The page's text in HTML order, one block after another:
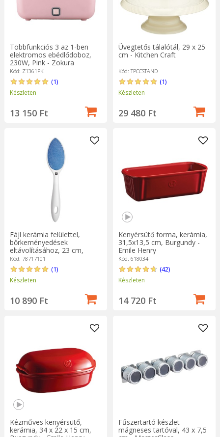
Többfunkciós 3 az 1-ben
elektromos ebédlődoboz,
230W, Pink - Zokura
Kód: Z1361PK
(1)
Készleten
13 150 Ft
Üvegtetős tálalótál, 29 x 25
cm - Kitchen Craft
Kód: TPCCSTAND
(1)
Készleten
29 480 Ft
Fájl kerámia felülettel,
bőrkeményedések
eltávolításához, 23 cm,
fehér - Zwilling PREMIUM
Kód: 78717101
(1)
Készleten
10 890 Ft
Kenyérsütő forma, kerámia,
31,5x13,5 cm, Burgundy -
Emile Henry
Kód: 618034
(42)
Készleten
14 720 Ft
Kézműves kenyérsütő,
kerámia, 34 x 22 x 15 cm,
Fűszertartó készlet
mágneses tartóval, 43 x 7,5